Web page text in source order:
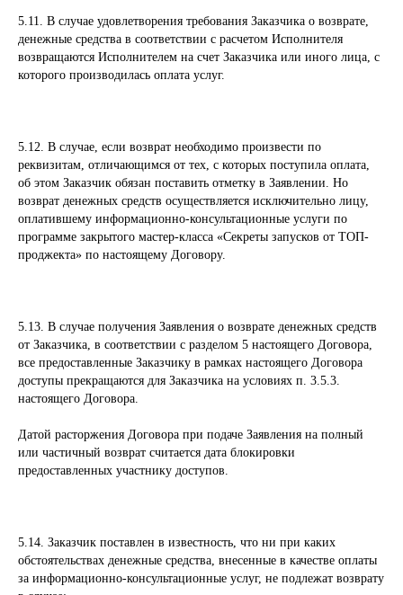
5.11. В случае удовлетворения требования Заказчика о возврате,
денежные средства в соответствии с расчетом Исполнителя
возвращаются Исполнителем на счет Заказчика или иного лица, с
которого производилась оплата услуг.
5.12. В случае, если возврат необходимо произвести по
реквизитам, отличающимся от тех, с которых поступила оплата,
об этом Заказчик обязан поставить отметку в Заявлении. Но
возврат денежных средств осуществляется исключительно лицу,
оплатившему информационно-консультационные услуги по
программе закрытого мастер-класса «Секреты запусков от ТОП-
проджекта» по настоящему Договору.
5.13. В случае получения Заявления о возврате денежных средств
от Заказчика, в соответствии с разделом 5 настоящего Договора,
все предоставленные Заказчику в рамках настоящего Договора
доступы прекращаются для Заказчика на условиях п. 3.5.3.
настоящего Договора.
Датой расторжения Договора при подаче Заявления на полный
или частичный возврат считается дата блокировки
предоставленных участнику доступов.
5.14. Заказчик поставлен в известность, что ни при каких
обстоятельствах денежные средства, внесенные в качестве оплаты
за информационно-консультационные услуг, не подлежат возврату